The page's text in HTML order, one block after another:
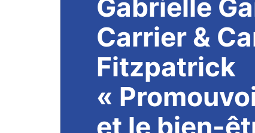
Gabrielle
Carrier &
Fitzpatrick
«
et le bien-